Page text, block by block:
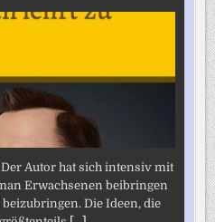
Autor hat sich intensiv mit
Erwachsenen beibringen
Die Ideen, die